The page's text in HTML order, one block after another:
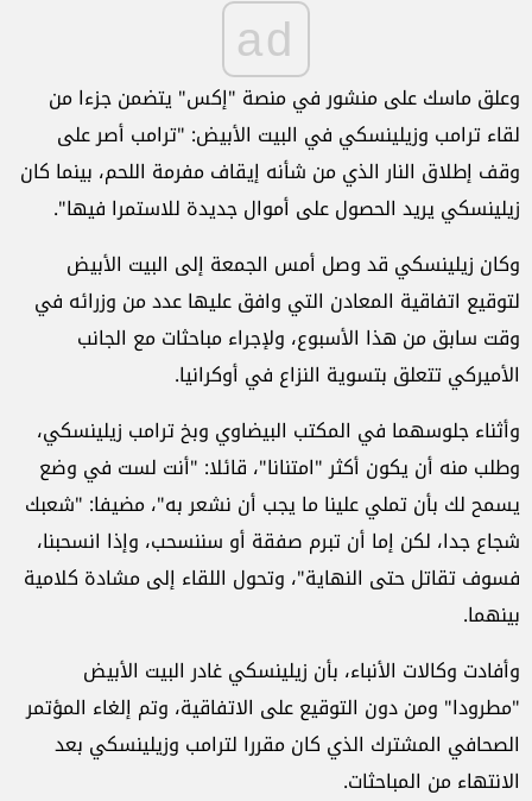
ad
وعلق ماسك على منشور في منصة "إكس" يتضمن جزءا من
لقاء ترامب وزيلينسكي في البيت الأبيض: "ترامب أصر على
وقف إطلاق النار الذي من شأنه إيقاف مفرمة اللحم، بينما كان
زيلينسكي يريد الحصول على أموال جديدة للاستمرا فيها".
وكان زيلينسكي قد وصل أمس الجمعة إلى البيت الأبيض
لتوقيع اتفاقية المعادن التي وافق عليها عدد من وزرائه في
وقت سابق من هذا الأسبوع، ولإجراء مباحثات مع الجانب
الأميركي تتعلق بتسوية النزاع في أوكرانيا.
وأثناء جلوسهما في المكتب البيضاوي وبخ ترامب زيلينسكي،
وطلب منه أن يكون أكثر "امتنانا"، قائلا: "أنت لست في وضع
يسمح لك بأن تملي علينا ما يجب أن نشعر به"، مضيفا: "شعبك
شجاع جدا، لكن إما أن تبرم صفقة أو سننسحب، وإذا انسحبنا،
فسوف تقاتل حتى النهاية"، وتحول اللقاء إلى مشادة كلامية
بينهما.
وأفادت وكالات الأنباء، بأن زيلينسكي غادر البيت الأبيض
"مطرودا" ومن دون التوقيع على الاتفاقية، وتم إلغاء المؤتمر
الصحافي المشترك الذي كان مقررا لترامب وزيلينسكي بعد
الانتهاء من المباحثات.